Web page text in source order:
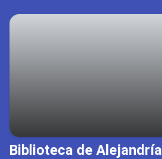
Biblioteca de Alejandría